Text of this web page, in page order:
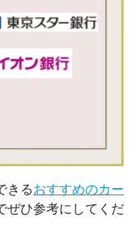
きるおすすめのカー
ぜひ参考にしてくだ